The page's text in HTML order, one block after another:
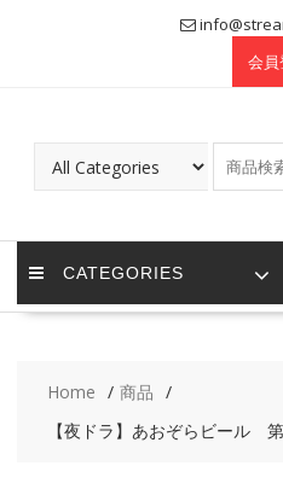
会
CATEGORIES
Home
商品
【夜ドラ】あおぞらビール